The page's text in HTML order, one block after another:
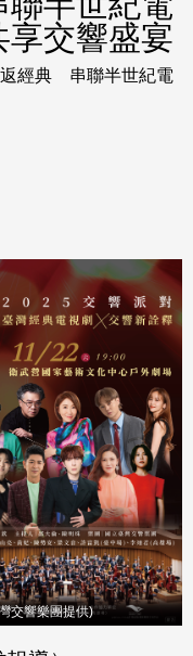
交響盛宴
返經典 串聯半世紀電
交響樂團提供)